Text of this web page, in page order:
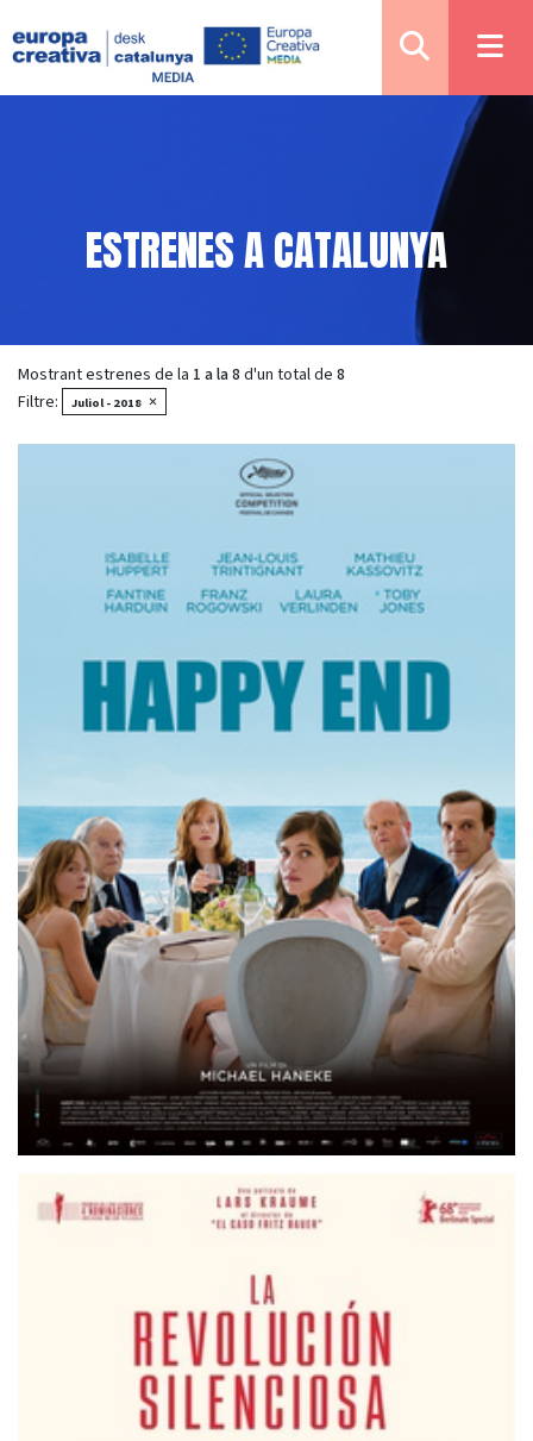
ESTRENES A CATALUNYA
Mostrant estrenes de la 1 a la 8 d'un total de 8
Filtre:
Juliol - 2018 ×